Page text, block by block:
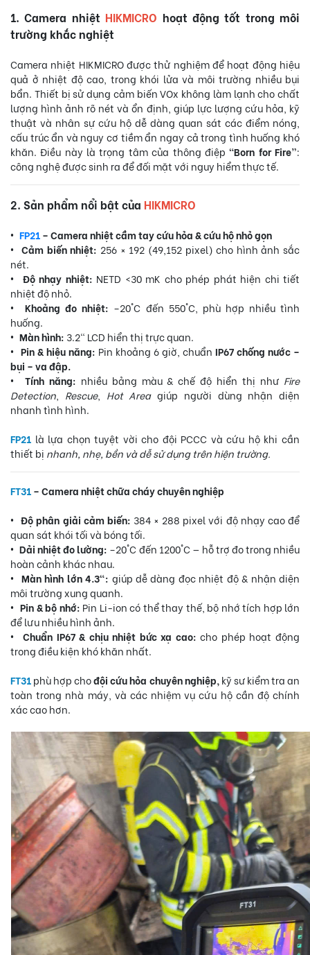
1. Camera nhiệt HIKMICRO hoạt động tốt trong môi
trường khắc nghiệt
Camera nhiệt HIKMICRO được thử nghiệm để hoạt động hiệu
quả ở nhiệt độ cao, trong khói lửa và môi trường nhiều bụi
bẩn. Thiết bị sử dụng cảm biến VOx không làm lạnh cho chất
lượng hình ảnh rõ nét và ổn định, giúp lực lượng cứu hỏa, kỹ
thuật và nhân sự cứu hộ dễ dàng quan sát các điểm nóng,
cấu trúc ẩn và nguy cơ tiềm ẩn ngay cả trong tình huống khó
khăn. Điều này là trọng tâm của thông điệp“Born for Fire”:
công nghệ được sinh ra để đối mặt với nguy hiểm thực tế.
2. Sản phẩm nổi bật của HIKMICRO
• FP21– Camera nhiệt cầm tay cứu hỏa & cứu hộ nhỏ gọn
• Cảm biến nhiệt: 256 × 192 (49,152 pixel) cho hình ảnh sắc
nét.
• Độ nhạy nhiệt: NETD <30 mK cho phép phát hiện chi tiết
nhiệt độ nhỏ.
• Khoảng đo nhiệt: –20°C đến 550°C, phù hợp nhiều tình
huống.
• Màn hình: 3.2" LCD hiển thị trực quan.
• Pin & hiệu năng: Pin khoảng 6 giờ, chuẩn IP67 chống nước –
bụi – va đập.
• Tính năng: nhiều bảng màu & chế độ hiển thị như Fire
Detection
Rescue, Hot Areagiúp người dùng nhận diện
nhanh tình hình.
FP21 là lựa chọn tuyệt vời cho đội PCCC và cứu hộ khi cần
thiết bị nhanh, nhẹ, bền và dễ sử dụng trên hiện trường.
FT31– Camera nhiệt chữa cháy chuyên nghiệp
• Độ phân giải cảm biến: 384 × 288 pixel với độ nhạy cao để
quan sát khói tối và bóng tối.
• Dải nhiệt đo lường: –20°C đến 1200°C — hỗ trợ đo trong nhiều
hoàn cảnh khác nhau.
• Màn hình lớn 4.3": giúp dễ dàng đọc nhiệt độ & nhận diện
môi trường xung quanh.
• Pin & bộ nhớ: Pin Li-ion có thể thay thế, bộ nhớ tích hợp lớn
để lưu nhiều hình ảnh.
• Chuẩn IP67 & chịu nhiệt bức xạ cao: cho phép hoạt động
trong điều kiện khó khăn nhất.
FT31phù hợp chođội cứu hỏa chuyên nghiệp, kỹ sư kiểm tra an
toàn trong nhà máy, và các nhiệm vụ cứu hộ cần độ chính
xác cao hơn.